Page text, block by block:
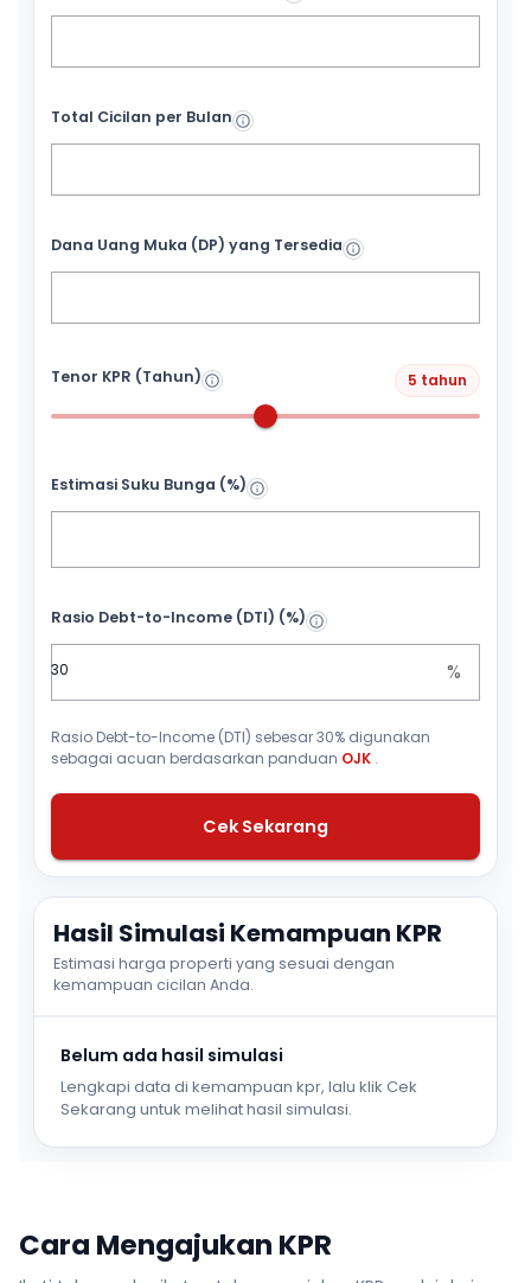
Total Cicilan per Bulan
Dana Uang Muka (DP) yang Tersedia
Tenor KPR (Tahun) 5 tahun
Estimasi Suku Bunga (%)
Rasio Debt-to-Income (DTI) (%)
%
Rasio Debt-to-Income (DTI) sebesar 30% digunakan
sebagai acuan berdasarkan panduan OJK .
Cek Sekarang
Hasil Simulasi Kemampuan KPR
Estimasi harga properti yang sesuai dengan
kemampuan cicilan Anda.
Belum ada hasil simulasi
Lengkapi data di kemampuan kpr, lalu klik Cek
Sekarang untuk melihat hasil simulasi.
Cara Mengajukan KPR